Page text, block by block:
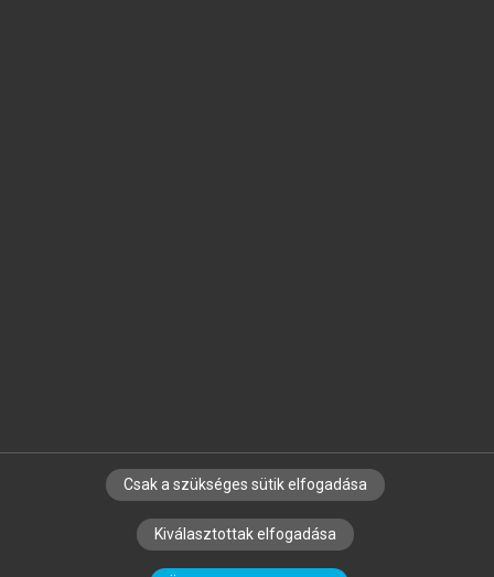
SZERZŐKNEK CÉGEKNEK KÖNYVTÁROSOKNAK
SZERKESZTÉSI ÉS LEKTORÁLÁSI ALAPELVEK
Csak a szükséges sütik elfogadása
Kiválasztottak elfogadása